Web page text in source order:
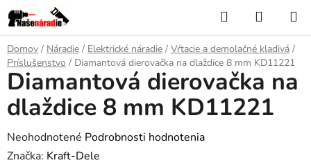
Prejsť
na
obsah
Hľadať
KOŠÍK
Domov / Náradie / Elektrické náradie / Vŕtacie a demolačné kladivá /
Príslušenstvo / Diamantová dierovačka na dlaždice 8 mm KD11221
Diamantová dierovačka na
dlaždice 8 mm KD11221
Priemerné
hodnotenie
Neohodnotené Podrobnosti hodnotenia
Značka: Kraft-Dele